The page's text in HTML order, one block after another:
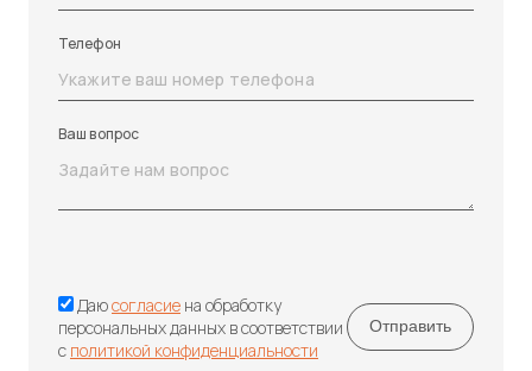
Телефон
Ваш вопрос
Даюсогласие на обработку
персональных данных в соответствии
с политикой конфиденциальности